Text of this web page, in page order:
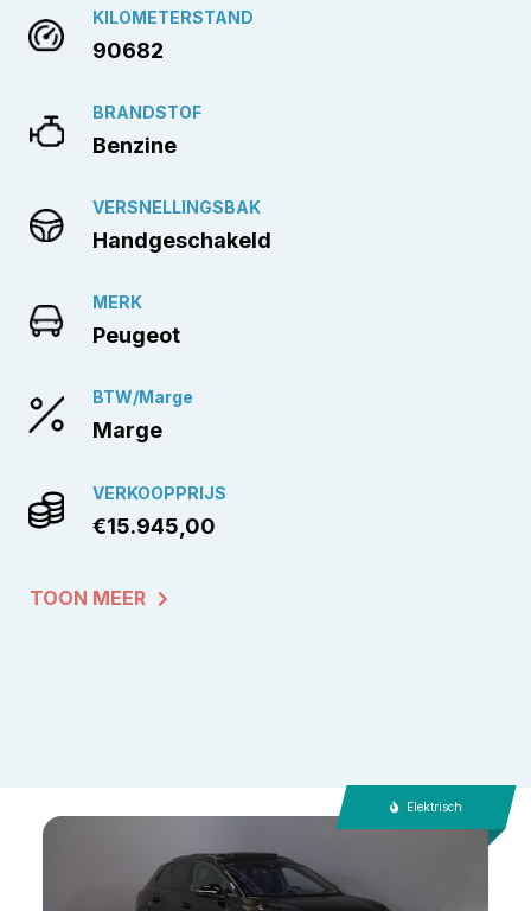
KILOMETERSTAND
90682
BRANDSTOF
Benzine
VERSNELLINGSBAK
Handgeschakeld
MERK
Peugeot
BTW/Marge
Marge
VERKOOPPRIJS
€15.945,00
TOON MEER
Elektrisch